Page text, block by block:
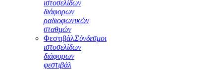
ιστοσελίδων
διάφορων
ραδιοφωνικών
σταθμών
ΦεστιβάλΣύνδεσμοι
ιστοσελίδων
διάφορων
φεστιβάλ